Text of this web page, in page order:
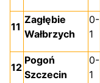
11
Zagłębie
Wałbrzych
0-
1
12
Pogoń
Szczecin
0-
1